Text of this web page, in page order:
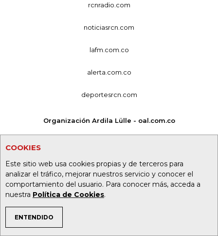
COOKIES
Este sitio web usa cookies propias y de terceros para
analizar el tráfico, mejorar nuestros servicio y conocer el
comportamiento del usuario. Para conocer más, acceda a
nuestra Política de Cookies.
ENTENDIDO
TEMAS DE INTERÉS
rcnradio.com
noticiasrcn.com
lafm.com.co
alerta.com.co
deportesrcn.com
Organización Ardila Lülle - oal.com.co